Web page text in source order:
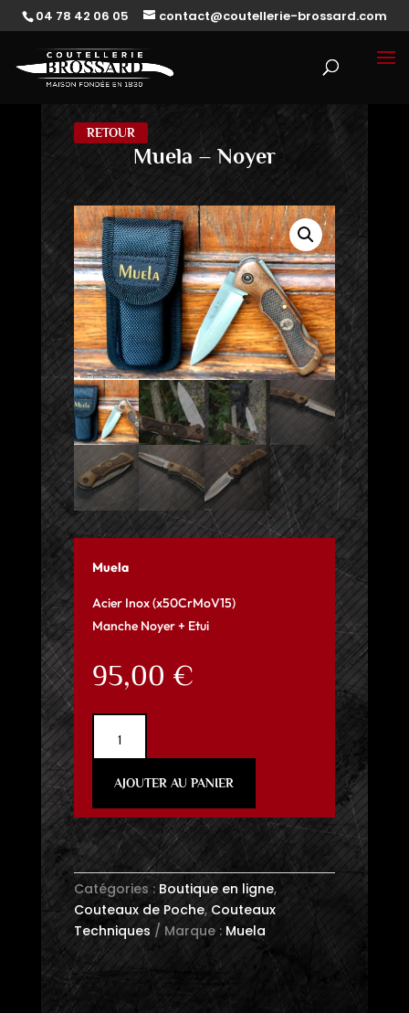
04 78 42 06 05 contact@coutellerie-brossard.com
RETOUR
Muela – Noyer
Muela
Acier Inox (x50CrMoV15)
Manche Noyer + Etui
95,00 €
Noyer
AJOUTER AU PANIER
Catégories :Boutique en ligne,
Couteaux de Poche, Couteaux
Techniques
Marque : Muela